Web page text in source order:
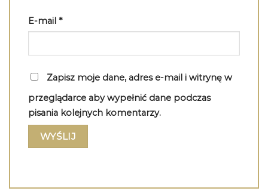
E-mail *
Zapisz moje dane, adres e-mail i witrynę w
przeglądarce aby wypełnić dane podczas
pisania kolejnych komentarzy.